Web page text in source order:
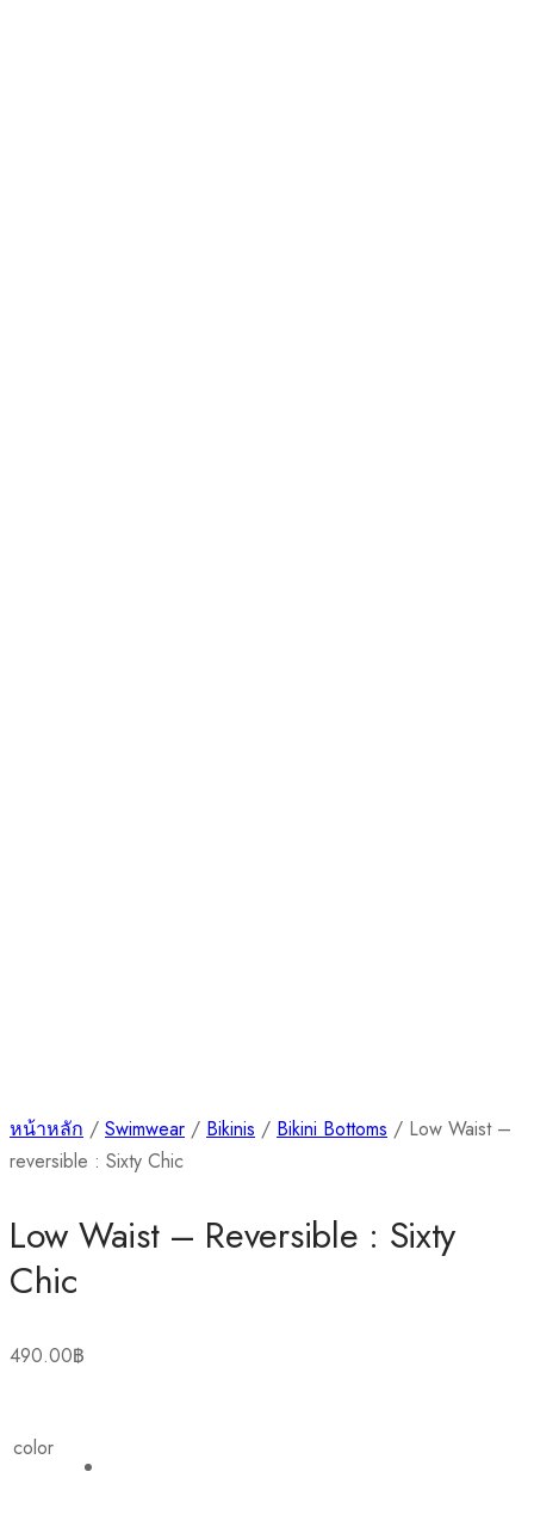
หน้าหลัก / Swimwear / Bikinis / Bikini Bottoms / Low Waist –
reversible : Sixty Chic
Low Waist – Reversible : Sixty
Chic
490.00฿
color